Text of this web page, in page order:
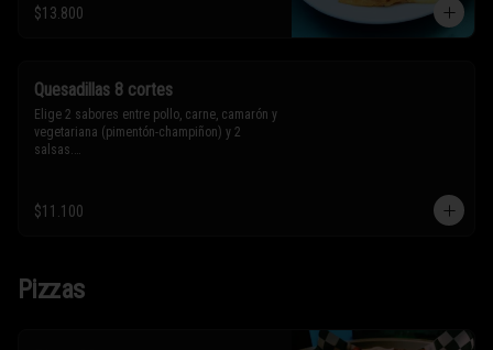
* Los ingredientes no son intercambiables.
Sólo puedes solicitar eliminar un
$13.800
Quesadillas 8 cortes
Elige 2 sabores entre pollo, carne, camarón y
vegetariana (pimentón-champiñon) y 2
salsas.
* Los ingredientes no son intercambiables.
Sólo puedes solicitar eliminar un
$11.100
Pizzas